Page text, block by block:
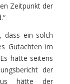
Zeitpunkt der
dass ein solch
Gutachten im
hätte seitens
der
hätte der